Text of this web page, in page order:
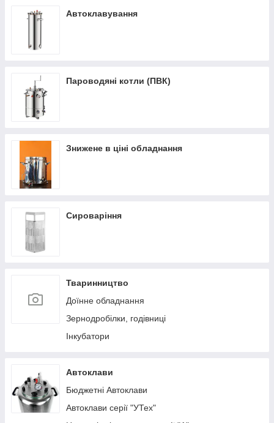
Автоклавування
Пароводяні котли (ПВК)
Знижене в ціні обладнання
Сироваріння
Тваринництво
Доїнне обладнання
Зернодробілки, годівниці
Інкубатори
Автоклави
Бюджетні Автоклави
Автоклави серії "УТех"